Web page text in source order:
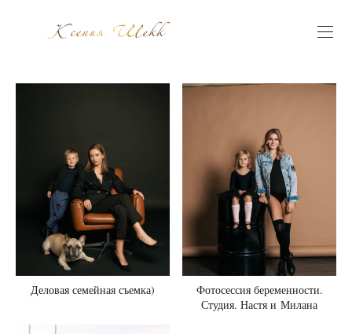
Деловая семейная съемка)
Фотосессия беременности.
Студия. Настя и Милана